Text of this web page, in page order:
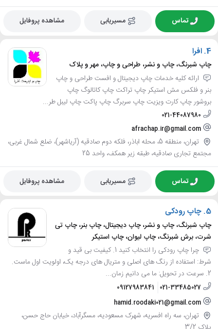
تماس مسیریابی مشاهده پروفایل
4. افرا
چاپ شبرنگ، چاپ و نشر، طراحی و چاپ، مهر و پلاک
ارائه کلیه خدمات چاپ دیجیتال و افست طراحی و چاپ
بنر و فلکس مش استیکر چاپ تراکت چاپ کاتالوگ چاپ
بروشور چاپ کارت ویزیت چاپ سربرگ چاپ پاکت چاپ لیبل طر...
021-44087980
afrachap.ir@gmail.com
تهران، منطقه 5، محله اباذر، فلکه دوم صادقیه (آریاشهر)، ضلع شمال غربی،
مجتمع تجاری صادقیه، طبقه زیر همکف، واحد 25
تماس مسیریابی مشاهده پروفایل
5. چاپ رودکی
چاپ شبرنگ، چاپ و نشر، چاپ دیجیتال، چاپ بنر، چاپ تی
شرت، برش شبرنگ، چاپ لیوان، چاپ استیکر
چرا چاپ رودکی را انتخاب کنید 1. کیفیت بی قید و
شرط: استفاده از رنگ های اصلی و متریال های درجه یک، اولویت اول ماست.
2. سرعت در تحویل: ما می دانیم زمان...
021-33485027
09127983841
hamid.roodaki021@gmail.com
تهران، سه راه افسریه، شهرک مسعودیه، مسگرآباد، خیابان حاج حسن،